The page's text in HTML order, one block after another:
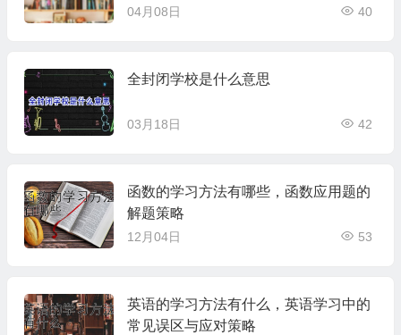
04月08日 40
全封闭学校是什么意思
03月18日 42
函数的学习方法有哪些，函数应用题的
解题策略
12月04日 53
英语的学习方法有什么，英语学习中的
常见误区与应对策略